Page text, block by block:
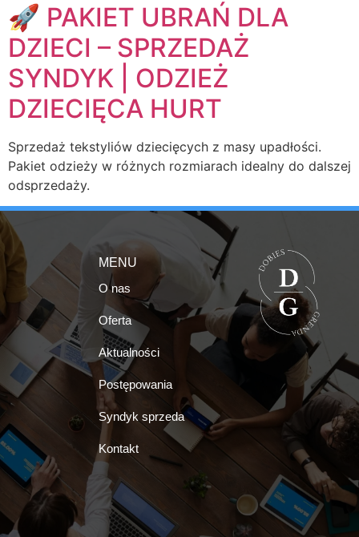
🚀 PAKIET UBRAŃ DLA
DZIECI – SPRZEDAŻ
SYNDYK | ODZIEŻ
DZIECIĘCA HURT
Sprzedaż tekstyliów dziecięcych z masy upadłości.
Pakiet odzieży w różnych rozmiarach idealny do dalszej
odsprzedaży.
MENU
O nas
Oferta
Aktualności
Postępowania
Syndyk sprzeda
Kontakt